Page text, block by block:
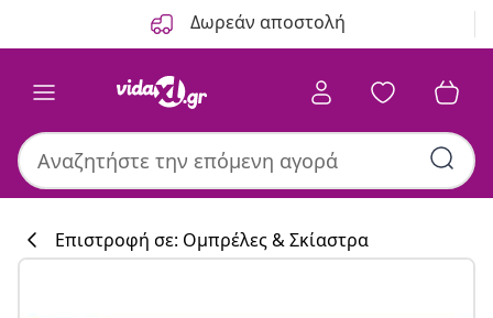
Δωρεάν αποστολή
Επιστροφή σε: Ομπρέλες & Σκίαστρα